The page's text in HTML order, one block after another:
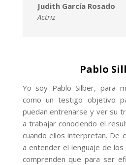
Judith García Rosado
Actriz
Pablo
Yo soy Pablo Silber, para
como un testigo objetivo
puedan entrenarse y ver su
a trabajar conociendo el
cuando ellos interpretan. De
a entender el lenguaje de
comprenden que para ser